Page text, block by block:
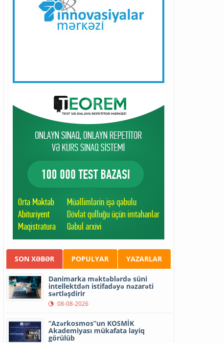
SON XƏBƏR POPULYAR YAZARLAR
Danimarka məktəblərdə süni
intellektdən istifadəyə nəzarəti
sərtləşdirir
08-08-2026
“Azərkosmos”un KOSMİK
Akademiyası mükafata layiq
görülüb